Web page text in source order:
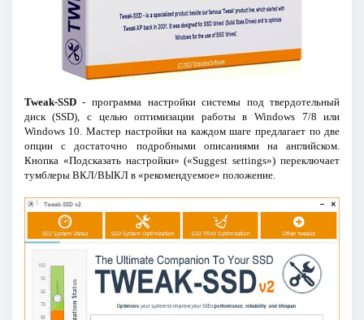
Tweak-SSD- программа настройки системы под твердотельный
диск (SSD), с целью оптимизации работы в Windows 7/8 или
Windows 10. Мастер настройки на каждом шаге предлагает по две
опции с достаточно подробными описаниями на английском.
Кнопка «Подсказать настройки» («Suggest settings») переключает
тумблеры ВКЛ/ВЫКЛ в «рекомендуемое» положение.